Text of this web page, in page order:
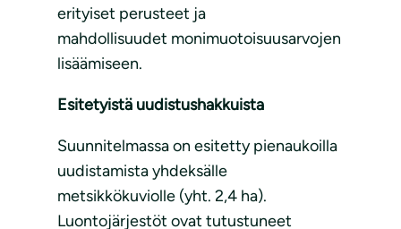
erityiset perusteet ja
mahdollisuudet monimuotoisuusarvojen
lisäämiseen.
Esitetyistä uudistushakkuista
Suunnitelmassa on esitetty pienaukoilla
uudistamista yhdeksälle
metsikkökuviolle (yht. 2,4 ha).
Luontojärjestöt ovat tutustuneet